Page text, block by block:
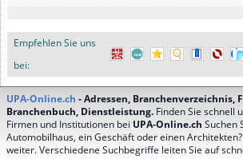
Empfehlen Sie uns
bei:
UPA-Online.ch - Adressen, Branchenverzeichnis,
Branchenbuch, Dienstleistung. Finden Sie schnell
Firmen und Institutionen bei UPA-Online.ch Suchen
Automobilhaus, ein Geschäft oder einen
weiter. Verschiedene Suchbegriffe leiten Sie auf